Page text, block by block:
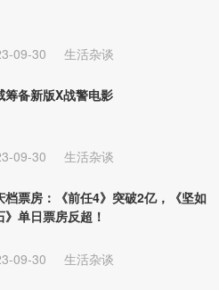
09-30 生活杂谈
筹备新版X战警电影
09-30 生活杂谈
档票房：《前任4》突破2亿，《坚如
》单日票房反超！
09-30 生活杂谈